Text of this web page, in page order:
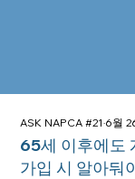
65세 이후에도
가입 시 알아둬
ASK NAPCA #216월